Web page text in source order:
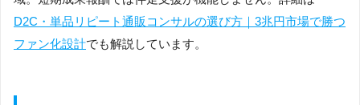
D2C・単品リピート通販コンサルの選び方｜3兆円市場で勝つ
ファン化設計でも解説しています。